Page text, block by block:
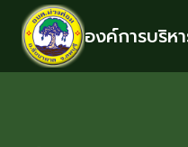
องค์การบริห